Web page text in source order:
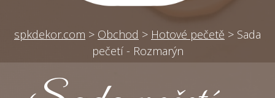
spkdekor.com > Obchod > Hotové pečetě > Sada
pečetí - Rozmarýn